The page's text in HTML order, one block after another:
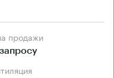
продажи